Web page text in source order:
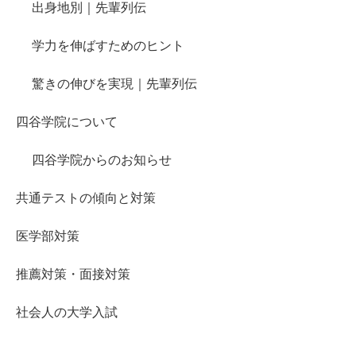
出身地別｜先輩列伝
学力を伸ばすためのヒント
驚きの伸びを実現｜先輩列伝
四谷学院について
四谷学院からのお知らせ
共通テストの傾向と対策
医学部対策
推薦対策・面接対策
社会人の大学入試